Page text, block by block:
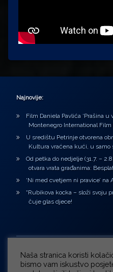
Najnovije:
Film Daniela Pavlića ‘Prašina u
Montenegro International
U središtu Petrinje otvorena
Kultura vraćena kući, u samo
Od petka do nedjelje (31.7. –
otvara vrata građanima:
‘Ni med cvetjem ni pravice’
“Rubikova kocka – složi svoju
čuje glas djece!
Naša stranica koristi
bismo vam iskustvo